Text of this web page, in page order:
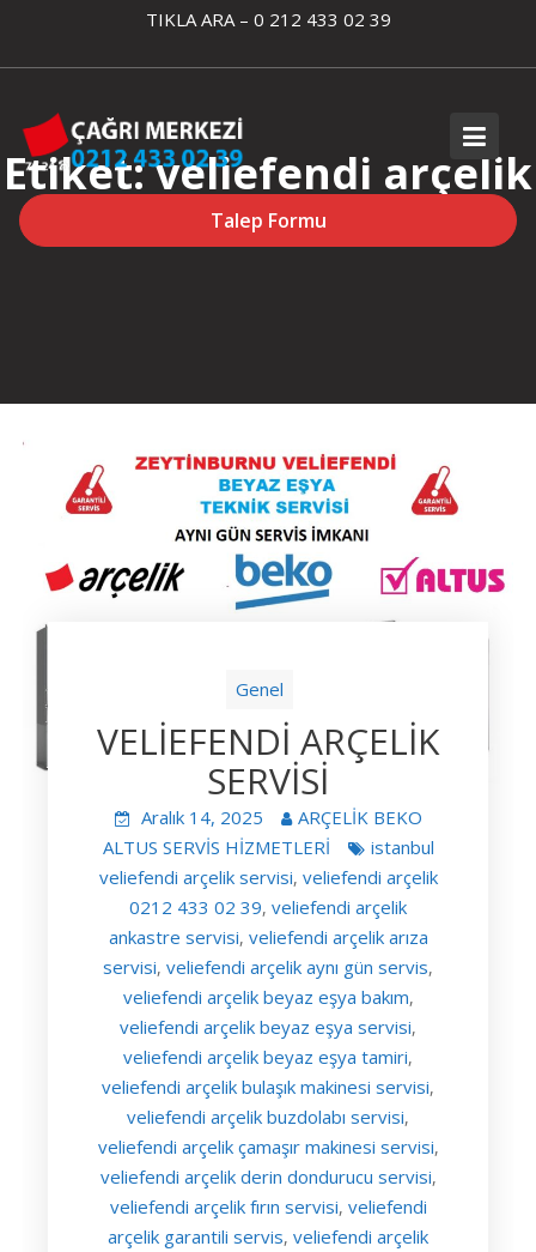
content
TIKLA ARA – 0 212 433 02 39
Talep Formu
Etiket:veliefendi arçelik
fırın servisi
Genel
VELİEFENDİ ARÇELİK
SERVİSİ
Aralık 14, 2025
ARÇELİK BEKO
ALTUS SERVİS HİZMETLERİ
istanbul
veliefendi arçelik servisi, veliefendi arçelik
0212 433 02 39, veliefendi arçelik
ankastre servisi, veliefendi arçelik arıza
servisi, veliefendi arçelik aynı gün servis,
veliefendi arçelik beyaz eşya bakım,
veliefendi arçelik beyaz eşya servisi,
veliefendi arçelik beyaz eşya tamiri,
veliefendi arçelik bulaşık makinesi servisi,
veliefendi arçelik buzdolabı servisi,
veliefendi arçelik çamaşır makinesi servisi,
veliefendi arçelik derin dondurucu servisi,
veliefendi arçelik fırın servisi, veliefendi
arçelik garantili servis, veliefendi arçelik